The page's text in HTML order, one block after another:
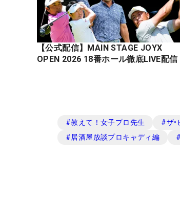
【公式配信】MAIN STAGE JOYX
OPEN 2026 18番ホール徹底LIVE配信
#教えて！女子プロ先生 #ザ•
#居酒屋放談プロキャディ編 #